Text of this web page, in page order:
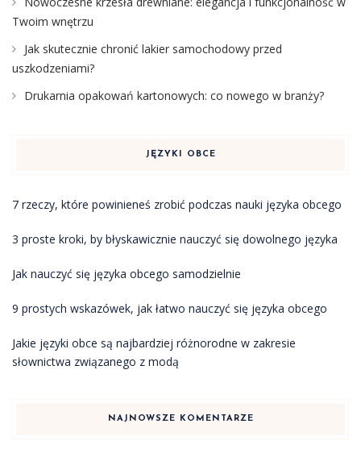
Twoim wnętrzu
Jak skutecznie chronić lakier samochodowy przed
uszkodzeniami?
Drukarnia opakowań kartonowych: co nowego w branży?
JĘZYKI OBCE
7 rzeczy, które powinieneś zrobić podczas nauki języka obcego
3 proste kroki, by błyskawicznie nauczyć się dowolnego języka
Jak nauczyć się języka obcego samodzielnie
9 prostych wskazówek, jak łatwo nauczyć się języka obcego
Jakie języki obce są najbardziej różnorodne w zakresie
słownictwa związanego z modą
NAJNOWSZE KOMENTARZE